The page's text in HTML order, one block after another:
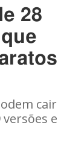
28
cair
e